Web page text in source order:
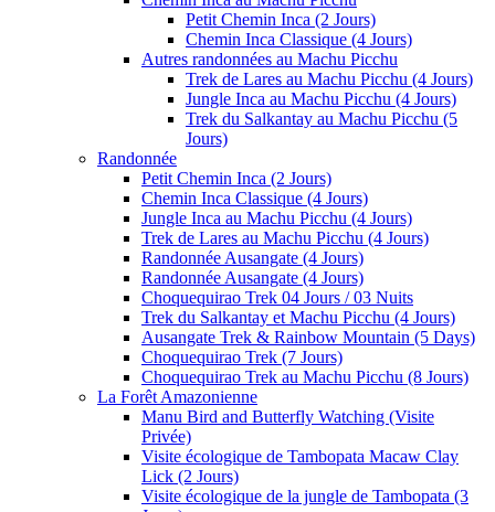
Petit Chemin Inca (2 Jours)
Chemin Inca Classique (4 Jours)
Autres randonnées au Machu Picchu
Trek de Lares au Machu Picchu (4 Jours)
Jungle Inca au Machu Picchu (4 Jours)
Trek du Salkantay au Machu Picchu (5
Jours)
Randonnée
Petit Chemin Inca (2 Jours)
Chemin Inca Classique (4 Jours)
Jungle Inca au Machu Picchu (4 Jours)
Trek de Lares au Machu Picchu (4 Jours)
Randonnée Ausangate (4 Jours)
Randonnée Ausangate (4 Jours)
Choquequirao Trek 04 Jours / 03 Nuits
Trek du Salkantay et Machu Picchu (4 Jours)
Ausangate Trek & Rainbow Mountain (5 Days)
Choquequirao Trek (7 Jours)
Choquequirao Trek au Machu Picchu (8 Jours)
La Forêt Amazonienne
Manu Bird and Butterfly Watching (Visite
Privée)
Visite écologique de Tambopata Macaw Clay
Lick (2 Jours)
Visite écologique de la jungle de Tambopata (3